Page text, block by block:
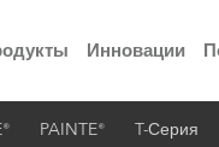
Инновации
PAINTE® T-Серия